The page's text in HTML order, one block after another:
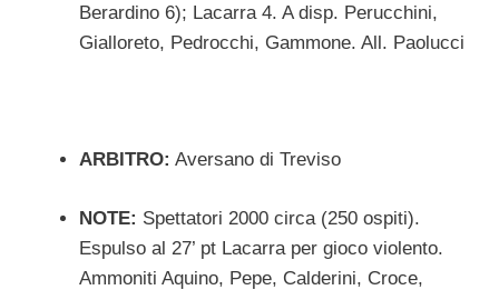
Berardino 6); Lacarra 4. A disp. Perucchini,
Gialloreto, Pedrocchi, Gammone. All. Paolucci
ARBITRO: Aversano di Treviso
NOTE: Spettatori 2000 circa (250 ospiti).
Espulso al 27’ pt Lacarra per gioco violento.
Ammoniti Aquino, Pepe, Calderini, Croce,